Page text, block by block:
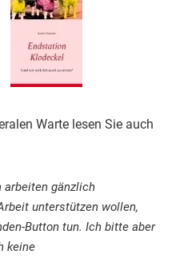
Warte lesen Sie auch
arbeiten gänzlich
unterstützen wollen,
Button tun. Ich bitte aber
keine